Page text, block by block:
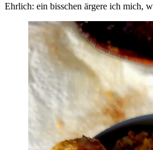
Ehrlich: ein bisschen ärgere ich mich,